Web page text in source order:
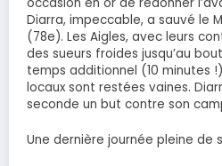
Diarra, impeccable, a sauvé le
(78e). Les Aigles, avec leurs
des sueurs froides jusqu’au
temps additionnel (10 minutes
locaux sont restées vaines.
seconde un but contre son
Une dernière journée pleine de